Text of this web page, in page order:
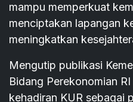
mampu memperkuat
menciptakan lapangan
meningkatkan
Mengutip publikasi
Bidang Perekonomian
kehadiran KUR sebagai